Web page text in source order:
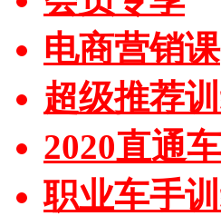
电商营销课
超级推荐
2020直通
职业车手